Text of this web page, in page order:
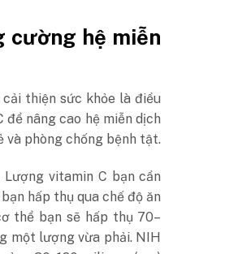
cường hệ miễn
thiện sức khỏe là điều
để nâng cao hệ miễn dịch
và phòng chống bệnh tật.
vitamin C bạn cần
hấp thụ qua chế độ ăn
thể bạn sẽ hấp thụ 70–
một lượng vừa phải. NIH